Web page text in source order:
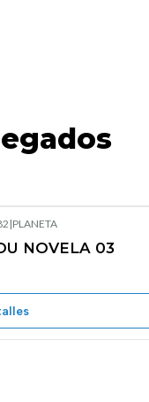
|PLANETA
NOVELA 03